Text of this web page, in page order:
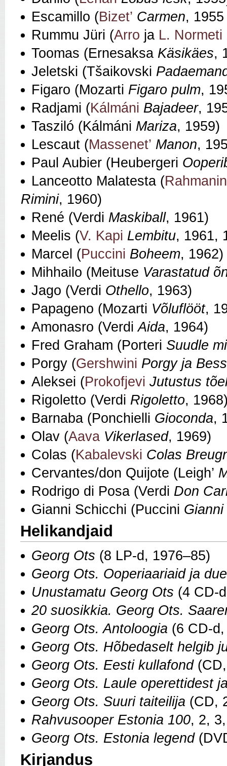
Escamillo (Bizet’ Carmen,
Rummu Jüri (Arro ja L. Normeti
Toomas (Ernesaksa Käsikäes,
Jeletski (Tšaikovski
Figaro (Mozarti Figaro pulm,
Radjami (Kálmáni Bajadeer,
Tasziló (Kálmáni Mariza, 1959)
Lescaut (Massenet’ Manon,
Paul Aubier (Heubergeri
Lanceotto Malatesta (
Rimini, 1960)
René (Verdi Maskiball, 1961)
Meelis (V. Kapi Lembitu, 1961,
Marcel (Puccini Boheem, 1962)
Mihhailo (Meituse Varastatud
Jago (Verdi Othello, 1963)
Papageno (Mozarti Võluflööt,
Amonasro (VerdiAida, 1964)
Fred Graham (Porteri Suudle
Porgy (Gershwini Porgy ja Bess
Aleksei (Prokofjevi Jutustus
Rigoletto (Verdi Rigoletto,
Barnaba (Ponchielli Gioconda,
Olav (Aava Vikerlased, 1969)
Colas (Kabalevski Colas
Cervantes/don Quijote (Leigh’
Rodrigo di Posa (Verdi Don
Gianni Schicchi (Puccini
Helikandjaid
Georg Ots (8 LP-d, 1976–85)
Georg Ots. Ooperiaariaid ja
Unustamatu Georg Ots (4 CD-
20 suosikkia. Georg Ots.
Georg Ots. Antoloogia (6 CD-
Georg Ots. Hõbedaselt helgib
Georg Ots. Eesti kullafond
Georg Ots. Laule operettidest
Georg Ots. Suuri taiteilija (CD,
Rahvusooper Estonia 100, 2,
Georg Ots. Estonia legend
Kirjandus